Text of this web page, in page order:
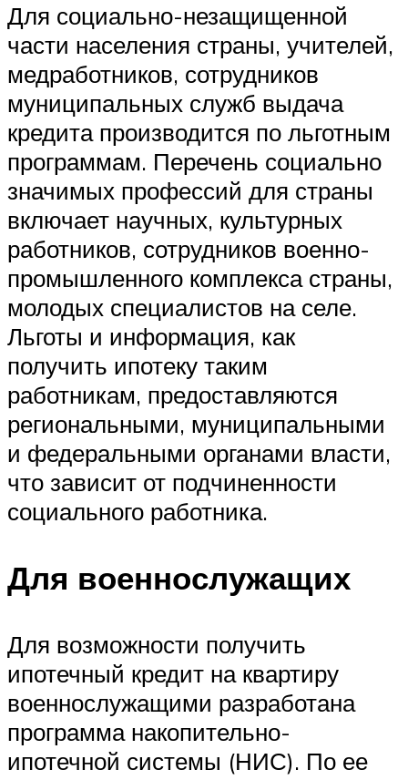
Для социально-незащищенной
части населения страны, учителей,
медработников, сотрудников
муниципальных служб выдача
кредита производится по льготным
программам. Перечень социально
значимых профессий для страны
включает научных, культурных
работников, сотрудников военно-
промышленного комплекса страны,
молодых специалистов на селе.
Льготы и информация, как
получить ипотеку таким
работникам, предоставляются
региональными, муниципальными
и федеральными органами власти,
что зависит от подчиненности
социального работника.
Для военнослужащих
Для возможности получить
ипотечный кредит на квартиру
военнослужащими разработана
программа накопительно-
ипотечной системы (НИС). По ее